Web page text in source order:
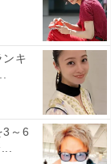
ニュースメデ
疑問に対して
タメ情報や
。
グ結果を見
キ
3～6